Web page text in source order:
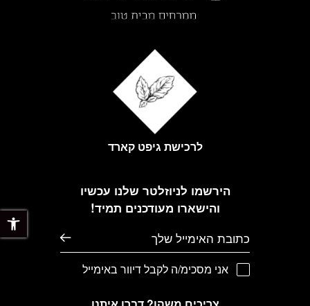
הירשמו לניוזלטר שלנו עכשיו
והישארו מעודכנים תמיד!
אני מסכימ/ה לקבל דיוור באימייל
לרכישת גיפט קארד